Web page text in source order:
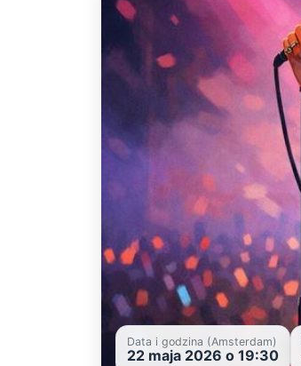
Data i godzina (Amsterdam)
22 maja 2026 o 19:30